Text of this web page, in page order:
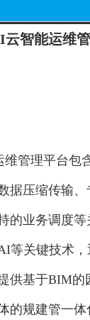
云智能运维
维管理平台包
据压缩传输
的业务调度
等关键技术
供基于BIM的
的规建管一